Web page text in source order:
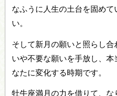
なふうに人生の土台を固めて
い。
そして新月の願いと照らし
いや不要な願いを手放し、
なたに変化する時期です。
牡牛座満月の力を借りて、な